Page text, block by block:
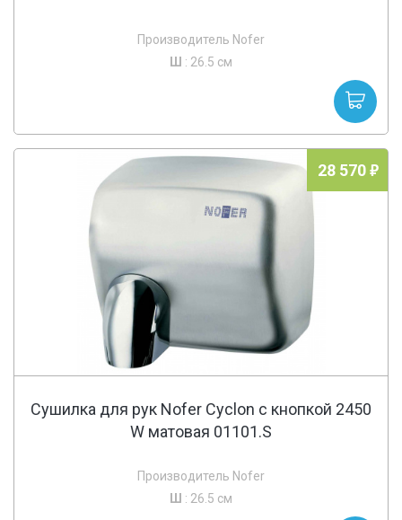
Производитель Nofer
Ш : 26.5 см
28 570
Сушилка для рук Nofer Cyclon c кнопкой 2450
W матовая 01101.S
Производитель Nofer
Ш : 26.5 см